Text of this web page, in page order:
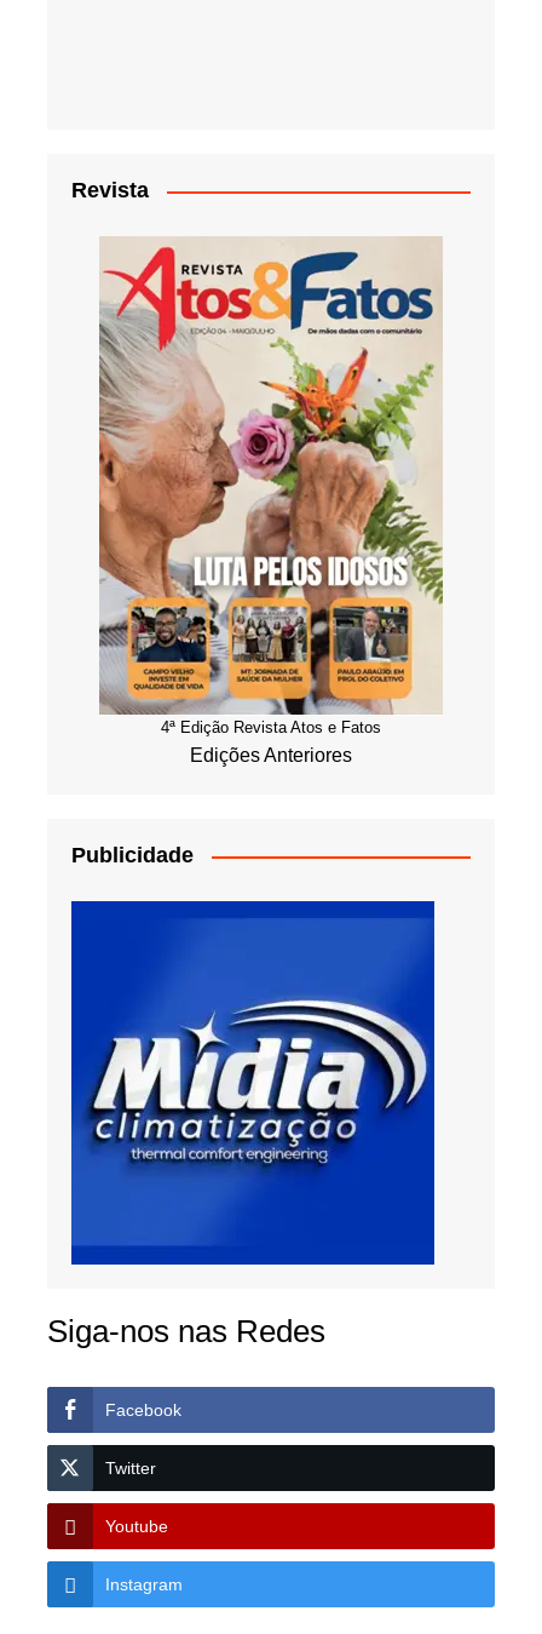
Revista
4ª Edição Revista Atos e Fatos
Edições Anteriores
Publicidade
Siga-nos nas Redes
Facebook
Twitter
Youtube
Instagram